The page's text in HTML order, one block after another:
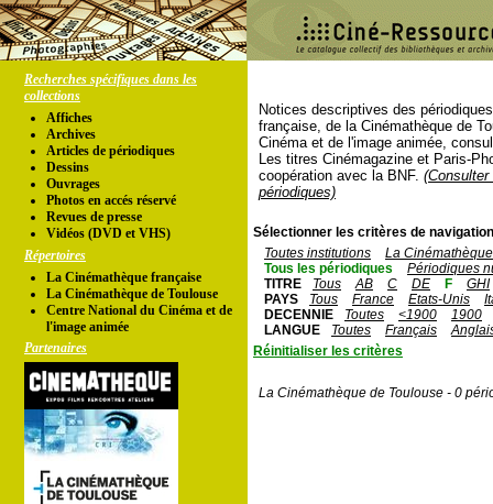
Recherches spécifiques dans les
collections
Affiches
Archives
Articles de périodiques
Dessins
Ouvrages
Photos en accés réservé
Revues de presse
Vidéos (DVD et VHS)
Répertoires
La Cinémathèque française
La Cinémathèque de Toulouse
Centre National du Cinéma et de
l'image animée
Partenaires
Notices descriptives des
française, de la Cinémathèque de
Cinéma et de l'image animée,
Les titres Cinémagazine et Paris-
coopération avec la BNF.
périodiques)
Sélectionner les critères de
Toutes institutions
La
Tous les périodiques
Périodiques
TITRE
Tous AB C DE F
GHI
PAYS
Tous France Etats-Unis
DECENNIE
Toutes <1900
1900
LANGUE
Toutes Français
Réinitialiser les critères
La Cinémathèque de Toulouse - 0